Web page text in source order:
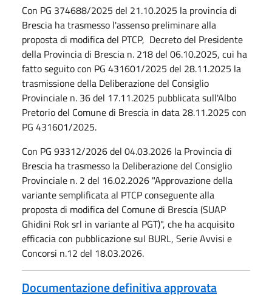
Con PG 374688/2025 del 21.10.2025 la provincia di
Brescia ha trasmesso l'assenso preliminare alla
proposta di modifica del PTCP, Decreto del Presidente
della Provincia di Brescia n. 218 del 06.10.2025, cui ha
fatto seguito con PG 431601/2025 del 28.11.2025 la
trasmissione della Deliberazione del Consiglio
Provinciale n. 36 del 17.11.2025 pubblicata sull'Albo
Pretorio del Comune di Brescia in data 28.11.2025 con
PG 431601/2025.
Con PG 93312/2026 del 04.03.2026 la Provincia di
Brescia ha trasmesso la Deliberazione del Consiglio
Provinciale n. 2 del 16.02.2026 "Approvazione della
variante semplificata al PTCP conseguente alla
proposta di modifica del Comune di Brescia (SUAP
Ghidini Rok srl in variante al PGT)", che ha acquisito
efficacia con pubblicazione sul BURL, Serie Avvisi e
Concorsi n.12 del 18.03.2026.
Documentazione definitiva approvata